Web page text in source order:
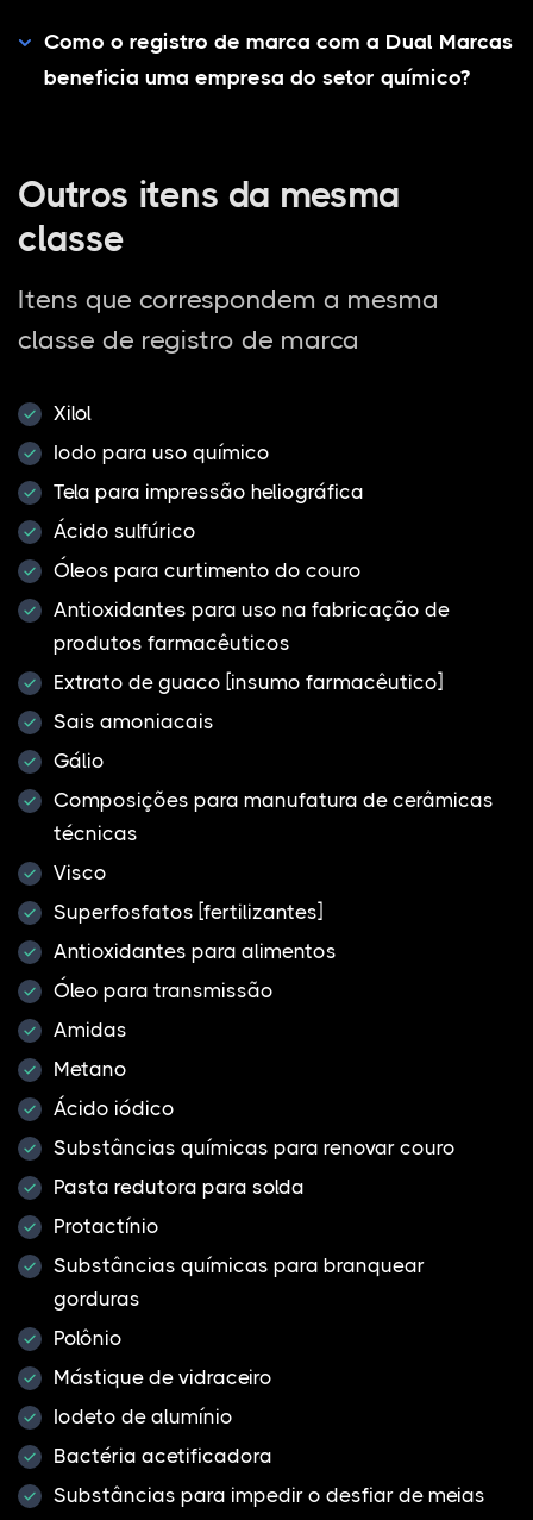
Como o registro de marca com a Dual Marcas
beneficia uma empresa do setor químico?
Outros itens da mesma
classe
Itens que correspondem a mesma
classe de registro de marca
Xilol
Iodo para uso químico
Tela para impressão heliográfica
Ácido sulfúrico
Óleos para curtimento do couro
Antioxidantes para uso na fabricação de
produtos farmacêuticos
Extrato de guaco [insumo farmacêutico]
Sais amoniacais
Gálio
Composições para manufatura de cerâmicas
técnicas
Visco
Superfosfatos [fertilizantes]
Antioxidantes para alimentos
Óleo para transmissão
Amidas
Metano
Ácido iódico
Substâncias químicas para renovar couro
Pasta redutora para solda
Protactínio
Substâncias químicas para branquear
gorduras
Polônio
Mástique de vidraceiro
Iodeto de alumínio
Bactéria acetificadora
Substâncias para impedir o desfiar de meias